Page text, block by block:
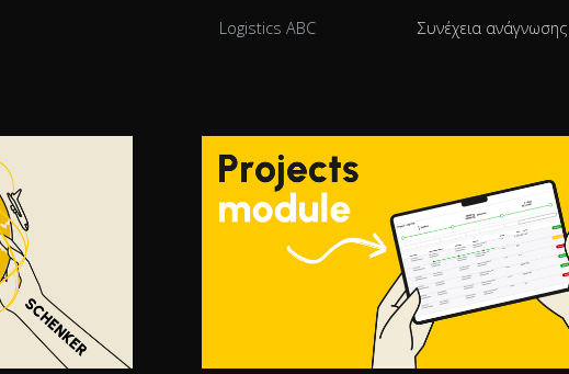
Logistics ABC Συνέχεια